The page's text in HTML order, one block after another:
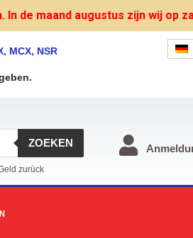
de maand augustus zijn wij op
MCX, NSR
ZOEKEN
zurück